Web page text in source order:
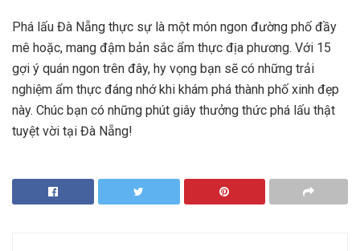
Phá lấu Đà Nẵng thực sự là một món ngon đường phố đầy
mê hoặc, mang đậm bản sắc ẩm thực địa phương. Với 15
gợi ý quán ngon trên đây, hy vọng bạn sẽ có những trải
nghiệm ẩm thực đáng nhớ khi khám phá thành phố xinh đẹp
này. Chúc bạn có những phút giây thưởng thức phá lấu thật
tuyệt vời tại Đà Nẵng!